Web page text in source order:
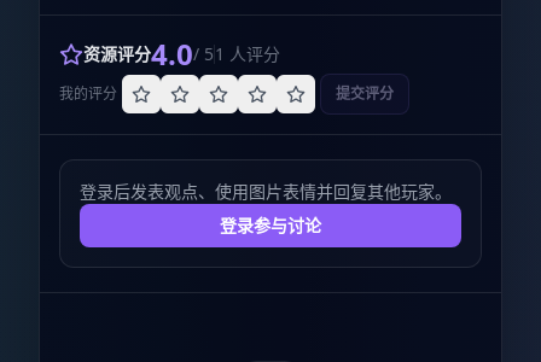
资源评分4.0/ 51 人评分
我的评分 提交评分
登录后发表观点、使用图片表情并回复其他玩家。
登录参与讨论